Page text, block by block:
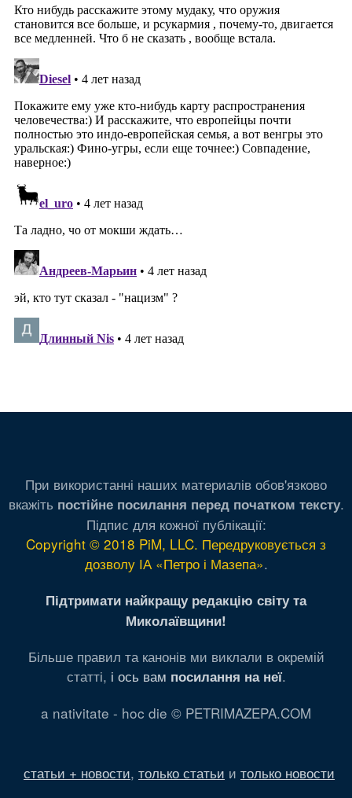
При використанні наших материалів обов'язково
вкажіть постійне посилання перед початком тексту.
Підпис для кожної публікації:
Copyright © 2018 PiM, LLC. Передруковується з
дозволу ІА «Петро і Мазепа».
Підтримати найкращу редакцію світу та
Миколаївщини!
Більше правил та канонів ми виклали в окремій
статті, і ось вам посилання на неї.
a nativitate - hoc die © PETRIMAZEPA.COM
статьи + новости, только статьи и только новости